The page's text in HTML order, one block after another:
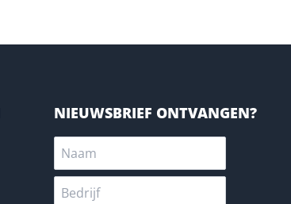
NIEUWSBRIEF ONTVANGEN?